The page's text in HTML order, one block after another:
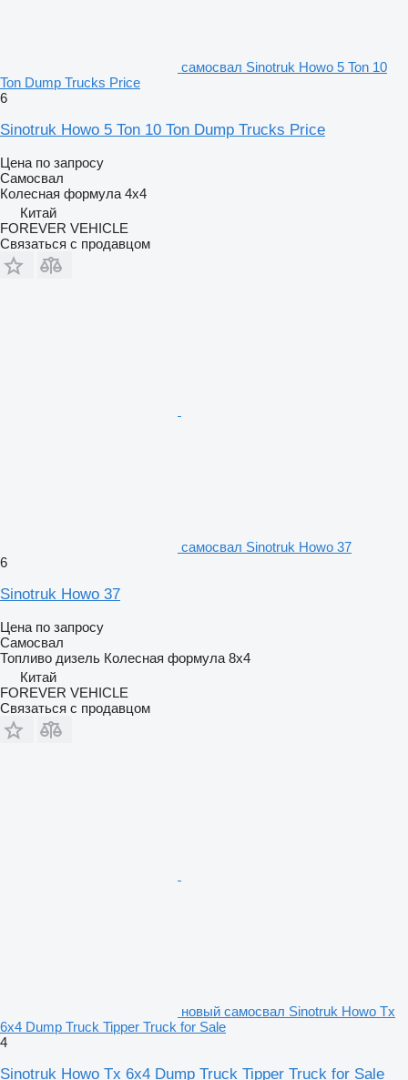
самосвал Sinotruk Howo 5 Ton 10
Ton Dump Trucks Price
6
Sinotruk Howo 5 Ton 10 Ton Dump Trucks Price
Цена по запросу
Самосвал
Колесная формула 4x4
Китай
FOREVER VEHICLE
Связаться с продавцом
самосвал Sinotruk Howo 37
6
Sinotruk Howo 37
Цена по запросу
Самосвал
Топливо дизель Колесная формула 8x4
Китай
FOREVER VEHICLE
Связаться с продавцом
новый самосвал Sinotruk Howo Tx
6x4 Dump Truck Tipper Truck for Sale
4
Sinotruk Howo Tx 6x4 Dump Truck Tipper Truck for Sale